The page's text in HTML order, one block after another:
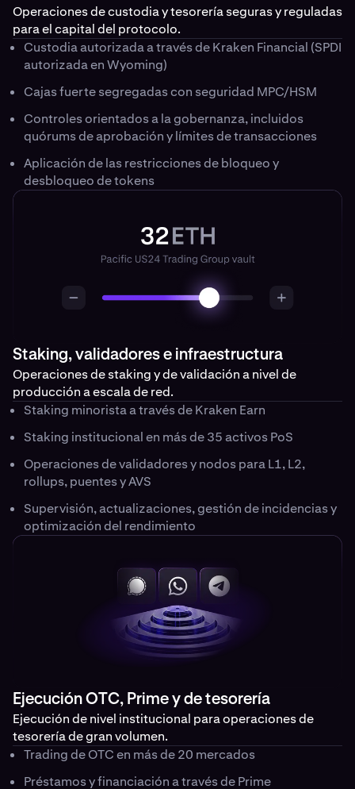
Operaciones de custodia y tesorería seguras y reguladas
para el capital del protocolo.
Custodia autorizada a través de Kraken Financial (SPDI
autorizada en Wyoming)
Cajas fuerte segregadas con seguridad MPC/HSM
Controles orientados a la gobernanza, incluidos
quórums de aprobación y límites de transacciones
Aplicación de las restricciones de bloqueo y
desbloqueo de tokens
Staking, validadores e infraestructura
Operaciones de staking y de validación a nivel de
producción a escala de red.
Staking minorista a través de Kraken Earn
Staking institucional en más de 35 activos PoS
Operaciones de validadores y nodos para L1, L2,
rollups, puentes y AVS
Supervisión, actualizaciones, gestión de incidencias y
optimización del rendimiento
Ejecución OTC, Prime y de tesorería
Ejecución de nivel institucional para operaciones de
tesorería de gran volumen.
Trading de OTC en más de 20 mercados
Préstamos y financiación a través de Prime